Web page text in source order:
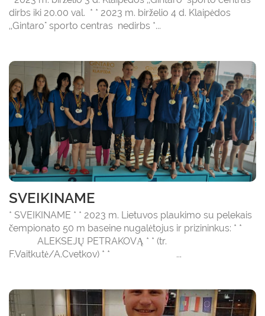
dirbs iki 20.00 val. * * 2023 m. birželio 4 d. Klaipėdos
,,Gintaro" sporto centras nedirbs *...
SVEIKINAME
* SVEIKINAME * * 2023 m. Lietuvos plaukimo su pelekais
čempionato 50 m baseine nugalėtojus ir prizininkus: * *
ALEKSEJŲ PETRAKOVĄ * * (tr.
F.Vaitkutė/A.Cvetkov) * * ...